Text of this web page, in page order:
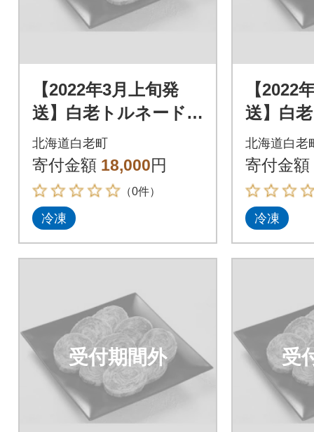
【2022年3月上旬発
送】白老トルネード
ステーキ 1パック3枚
(合計180g)×3パック
北海道白老町
寄付金額 18,000円
（0件）
冷凍
【2022
送】白
ステー
(合計
北海道白老
寄付金額
冷凍
受付期間外 受